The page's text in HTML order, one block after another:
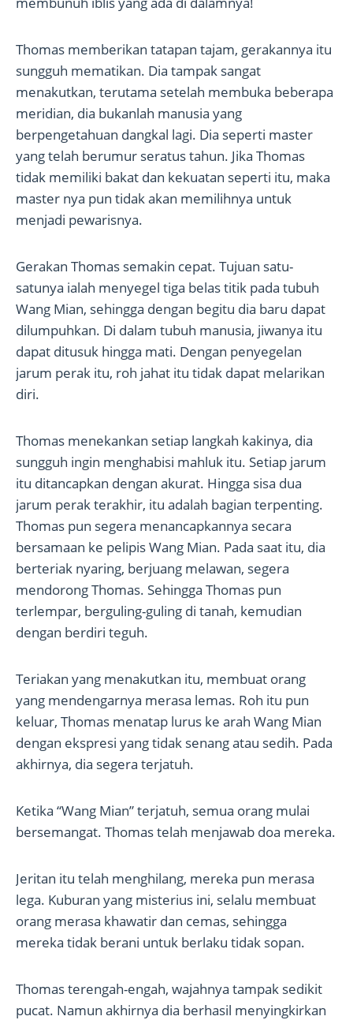
Thomas memberikan tatapan tajam, gerakannya itu
sungguh mematikan. Dia tampak sangat
menakutkan, terutama setelah membuka beberapa
meridian, dia bukanlah manusia yang
berpengetahuan dangkal lagi. Dia seperti master
yang telah berumur seratus tahun. Jika Thomas
tidak memiliki bakat dan kekuatan seperti itu, maka
master nya pun tidak akan memilihnya untuk
menjadi pewarisnya.
Gerakan Thomas semakin cepat. Tujuan satu-
satunya ialah menyegel tiga belas titik pada tubuh
Wang Mian, sehingga dengan begitu dia baru dapat
dilumpuhkan. Di dalam tubuh manusia, jiwanya itu
dapat ditusuk hingga mati. Dengan penyegelan
jarum perak itu, roh jahat itu tidak dapat melarikan
diri.
Thomas menekankan setiap langkah kakinya, dia
sungguh ingin menghabisi mahluk itu. Setiap jarum
itu ditancapkan dengan akurat. Hingga sisa dua
jarum perak terakhir, itu adalah bagian terpenting.
Thomas pun segera menancapkannya secara
bersamaan ke pelipis Wang Mian. Pada saat itu, dia
berteriak nyaring, berjuang melawan, segera
mendorong Thomas. Sehingga Thomas pun
terlempar, berguling-guling di tanah, kemudian
dengan berdiri teguh.
Teriakan yang menakutkan itu, membuat orang
yang mendengarnya merasa lemas. Roh itu pun
keluar, Thomas menatap lurus ke arah Wang Mian
dengan ekspresi yang tidak senang atau sedih. Pada
akhirnya, dia segera terjatuh.
Ketika “Wang Mian” terjatuh, semua orang mulai
bersemangat. Thomas telah menjawab doa mereka.
Jeritan itu telah menghilang, mereka pun merasa
lega. Kuburan yang misterius ini, selalu membuat
orang merasa khawatir dan cemas, sehingga
mereka tidak berani untuk berlaku tidak sopan.
Thomas terengah-engah, wajahnya tampak sedikit
pucat. Namun akhirnya dia berhasil menyingkirkan